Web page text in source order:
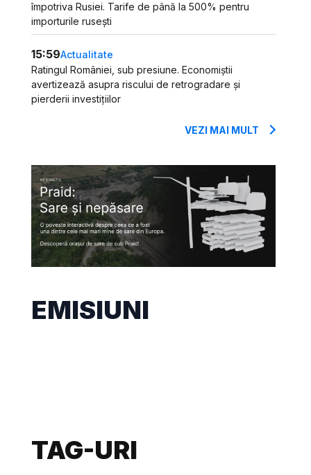
împotriva Rusiei. Tarife de până la 500% pentru
importurile rusești
15:59Actualitate
Ratingul României, sub presiune. Economiștii
avertizează asupra riscului de retrogradare și
pierderii investițiilor
VEZI MAI MULT
EMISIUNI
TAG-URI